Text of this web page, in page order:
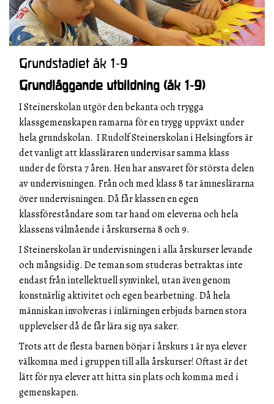
Grundstadiet åk 1-9
Grundläggande utbildning (åk 1-9)
I Steinerskolan utgör den bekanta och trygga
klassgemenskapen ramarna för en trygg uppväxt under
hela grundskolan. I Rudolf Steinerskolan i Helsingfors är
det vanligt att klassläraren undervisar samma klass
under de första 7 åren. Hen har ansvaret för största delen
av undervisningen. Från och med klass 8 tar ämneslärarna
över undervisningen. Då får klassen en egen
klassföreståndare som tar hand om eleverna och hela
klassens välmående i årskurserna 8 och 9.
I Steinerskolan är undervisningen i alla årskurser levande
och mångsidig. De teman som studeras betraktas inte
endast från intellektuell synvinkel, utan även genom
konstnärlig aktivitet och egen bearbetning. Då hela
människan involveras i inlärningen erbjuds barnen stora
upplevelser då de får lära sig nya saker.
Trots att de flesta barnen börjar i årskurs 1 är nya elever
välkomna med i gruppen till alla årskurser! Oftast är det
lätt för nya elever att hitta sin plats och komma med i
gemenskapen.